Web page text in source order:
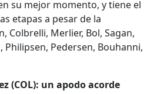
su mejor momento, y tiene el
etapas a pesar de la
Colbrelli, Merlier, Bol, Sagan,
Philipsen, Pedersen, Bouhanni,
(COL): un apodo acorde